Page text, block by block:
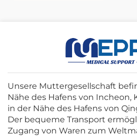
Unsere Muttergesellschaft
Nähe des Hafens von Incheon,
in der Nähe des Hafens von
Der bequeme Transport
Zugang von Waren zum